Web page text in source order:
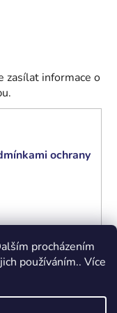
procházením
používáním.. Více
zasílat informace o
ochrany
osobních údajů